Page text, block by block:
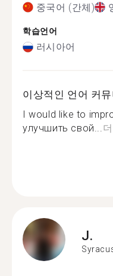
중국어 (간체)
학습언어
러시아어
이상적인 언어 커
I would like to
улучшить свой...
J.